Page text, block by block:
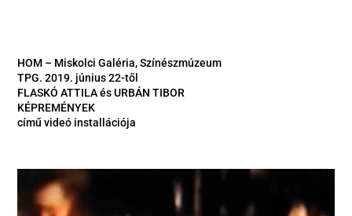
HOM – Miskolci Galéria, Színészmúzeum
TPG. 2019. június 22-től
FLASKÓ ATTILA és URBÁN TIBOR
KÉPREMÉNYEK
című videó installációja